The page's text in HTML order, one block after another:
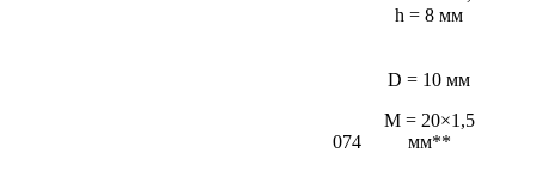
h = 8 мм
074
D = 10 мм
M = 20×1,5
мм**